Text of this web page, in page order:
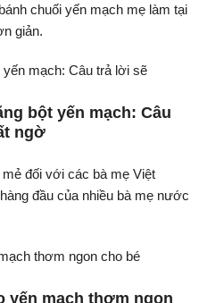
chuối yến mạch mẹ làm tại
giản.
bột yến mạch: Câu
ngờ
đối với các bà mẹ Việt
đầu của nhiều bà mẹ nước
yến mạch thơm ngon